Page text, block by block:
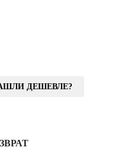
ДЕШЕВЛЕ?